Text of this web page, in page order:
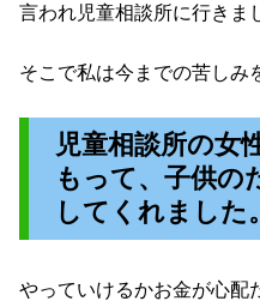
言われ児童相談所に行きま
そこで私は今までの苦しみ
児童相談所の女
もって、子供の
してくれました。
やっていけるかお金が心配